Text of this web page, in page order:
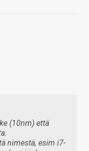
(10nm) että
nimestä, esim i7-